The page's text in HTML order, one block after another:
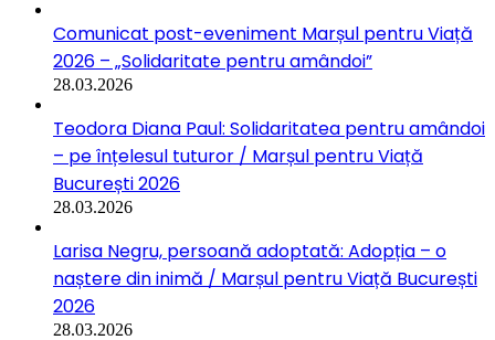
Comunicat post-eveniment Marșul pentru Viață
2026 – „Solidaritate pentru amândoi”
28.03.2026
Teodora Diana Paul: Solidaritatea pentru amândoi
– pe înțelesul tuturor / Marșul pentru Viață
București 2026
28.03.2026
Larisa Negru, persoană adoptată: Adopția – o
naștere din inimă / Marșul pentru Viață București
2026
28.03.2026